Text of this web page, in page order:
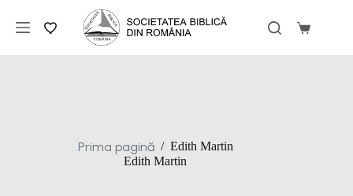
conținut
Coș
Prima pagină / Edith Martin
Edith Martin